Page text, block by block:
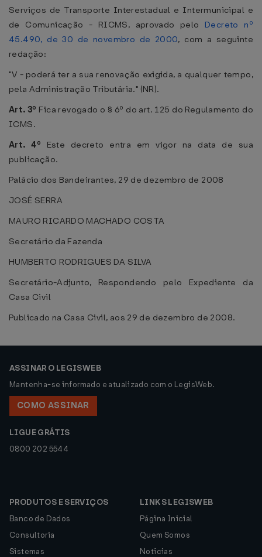
Serviços de Transporte Interestadual e Intermunicipal e
de Comunicação - RICMS, aprovado pelo Decreto nº
45.490, de 30 de novembro de 2000, com a seguinte
redação:
"V - poderá ter a sua renovação exigida, a qualquer tempo,
pela Administração Tributária." (NR).
Art. 3º Fica revogado o § 6º do art. 125 do Regulamento do
ICMS.
Art. 4º Este decreto entra em vigor na data de sua
publicação.
Palácio dos Bandeirantes, 29 de dezembro de 2008
JOSÉ SERRA
MAURO RICARDO MACHADO COSTA
Secretário da Fazenda
HUMBERTO RODRIGUES DA SILVA
Secretário-Adjunto, Respondendo pelo Expediente da
Casa Civil
Publicado na Casa Civil, aos 29 de dezembro de 2008.
ASSINAR O LEGISWEB
Mantenha-se informado e atualizado com o LegisWeb.
COMO ASSINAR
LIGUE GRÁTIS
0800 202 5544
PRODUTOS E SERVIÇOS
Banco de Dados
Consultoria
Sistemas
LINKS LEGISWEB
Página Inicial
Quem Somos
Notícias